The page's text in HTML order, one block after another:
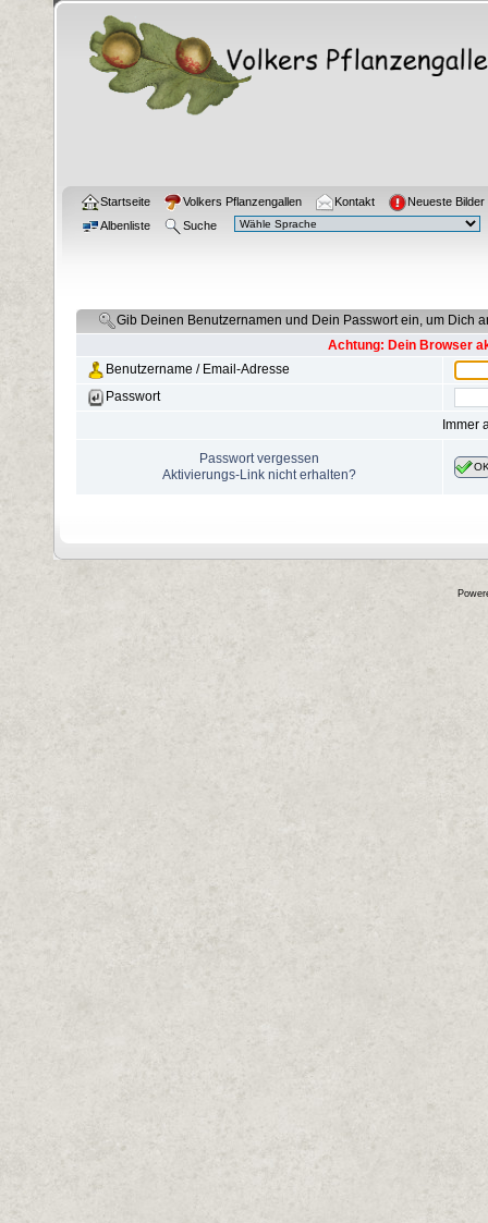
Startseite Volkers Pflanzengallen Kontakt
Neueste Bilder
Albenliste
Suche
Gib Deinen Benutzernamen und Dein Passwort ein, um Dich
Achtung: Dein Browser
Benutzername / Email-Adresse
Passwort
Immer
Passwort vergessen
Aktivierungs-Link nicht erhalten?